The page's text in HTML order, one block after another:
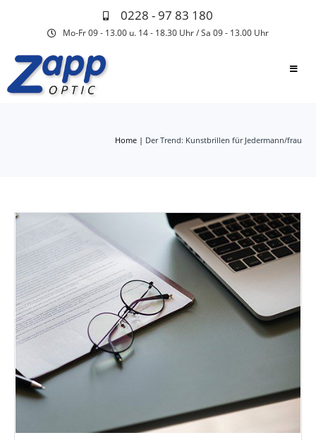
0228 - 97 83 180
Mo-Fr 09 - 13.00 u. 14 - 18.30 Uhr / Sa 09 - 13.00 Uhr
Home | Der Trend: Kunstbrillen für Jedermann/frau